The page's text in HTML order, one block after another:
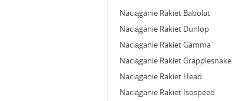
Naciąganie Rakiet Babolat
Naciąganie Rakiet Dunlop
Naciąganie Rakiet Gamma
Naciąganie Rakiet Grapplesnake
Naciąganie Rakiet Head
Naciąganie Rakiet Isospeed